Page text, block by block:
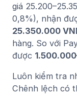
giá
0,8%), nhận
25.350.000
hàng. So với
được
Luôn kiểm tra
Chênh lệch có